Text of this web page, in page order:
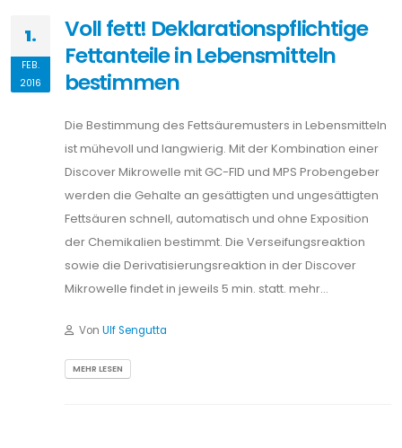
1.
FEB.
2016
Voll fett! Deklarationspflichtige
Fettanteile in Lebensmitteln
bestimmen
Die Bestimmung des Fettsäuremusters in Lebensmitteln
ist mühevoll und langwierig. Mit der Kombination einer
Discover Mikrowelle mit GC-FID und MPS Probengeber
werden die Gehalte an gesättigten und ungesättigten
Fettsäuren schnell, automatisch und ohne Exposition
der Chemikalien bestimmt. Die Verseifungsreaktion
sowie die Derivatisierungsreaktion in der Discover
Mikrowelle findet in jeweils 5 min. statt. mehr…
Von Ulf Sengutta
MEHR LESEN